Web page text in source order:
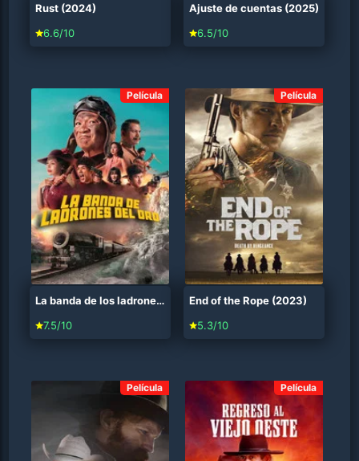
Rust (2024)
6.6/10
Ajuste de cuentas (2025)
6.5/10
Película
La banda de los ladrones del oro (2025)
7.5/10
Película
End of the Rope (2023)
5.3/10
Película Película